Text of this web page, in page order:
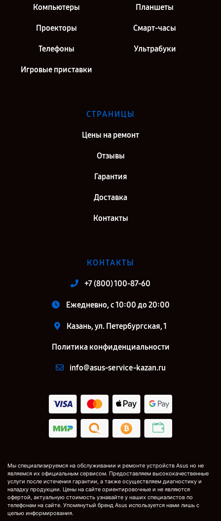
Компьютеры Планшеты
Проекторы Смарт-часы
Телефоны Ультрабуки
Игровые приставки
СТРАНИЦЫ
Цены на ремонт
Отзывы
Гарантия
Доставка
Контакты
КОНТАКТЫ
+7 (800) 100-87-60
Ежедневно, с 10:00 до 20:00
Казань, ул. Петербургская, 1
Политика конфиденциальности
info@asus-service-kazan.ru
Мы специализируемся на обслуживании и ремонте устройств Asus но не
являемся их официальным сервисом. Предоставляем высококачественные
услуги после истечения гарантии, а также осуществляем диагностику и
наладку продукции. Цены на сайте ориентировочные и не являются
офертой, актуальную стоимость узнавайте у наших специалистов по
телефонам на сайте. Упомянутый бренд Asus используется нами лишь с
целью информирования.